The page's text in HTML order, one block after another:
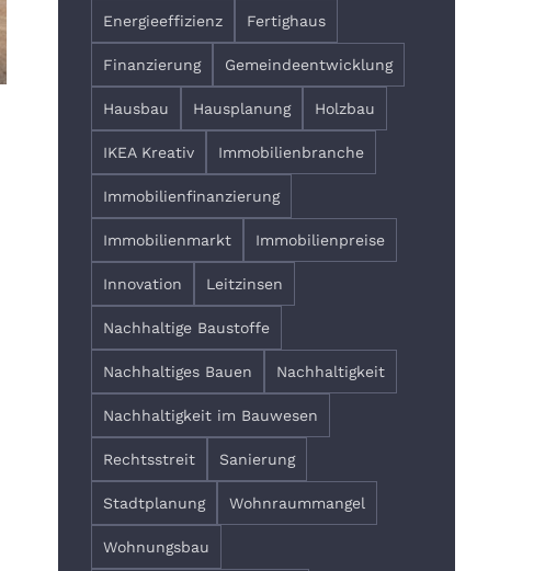
Energieeffizienz Fertighaus
Finanzierung Gemeindeentwicklung
Hausbau Hausplanung Holzbau
IKEA Kreativ Immobilienbranche
Immobilienfinanzierung
Immobilienmarkt Immobilienpreise
Innovation Leitzinsen
Nachhaltige Baustoffe
Nachhaltiges Bauen Nachhaltigkeit
Nachhaltigkeit im Bauwesen
Rechtsstreit Sanierung
Stadtplanung Wohnraummangel
Wohnungsbau